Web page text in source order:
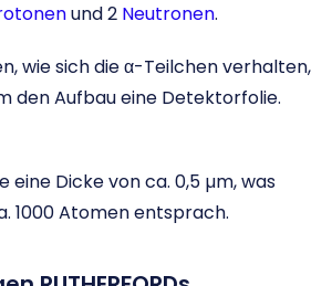
und 2 Neutronen.
wie sich die α-Teilchen verhalten,
den Aufbau eine Detektorfolie.
eine Dicke von ca. 0,5 µm, was
1000 Atomen entsprach.